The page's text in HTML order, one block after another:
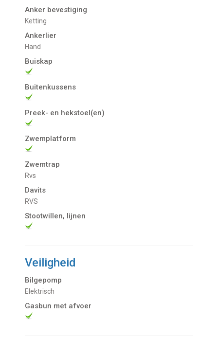
Anker bevestiging
Ketting
Ankerlier
Hand
Buiskap
Buitenkussens
Preek- en hekstoel(en)
Zwemplatform
Zwemtrap
Rvs
Davits
RVS
Stootwillen, lijnen
Veiligheid
Bilgepomp
Elektrisch
Gasbun met afvoer